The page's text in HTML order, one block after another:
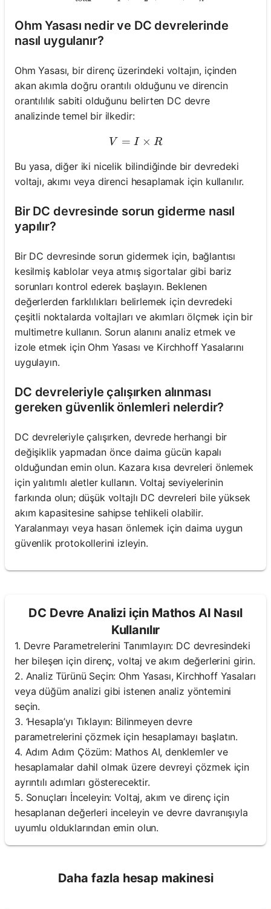
Ohm Yasası nedir ve DC devrelerinde
nasıl uygulanır?
Ohm Yasası, bir direnç üzerindeki voltajın, içinden
akan akımla doğru orantılı olduğunu ve direncin
orantılılık sabiti olduğunu belirten DC devre
analizinde temel bir ilkedir:
V = I \times R
V = I × R
Bu yasa, diğer iki nicelik bilindiğinde bir devredeki
voltajı, akımı veya direnci hesaplamak için kullanılır.
Bir DC devresinde sorun giderme nasıl
yapılır?
Bir DC devresinde sorun gidermek için, bağlantısı
kesilmiş kablolar veya atmış sigortalar gibi bariz
sorunları kontrol ederek başlayın. Beklenen
değerlerden farklılıkları belirlemek için devredeki
çeşitli noktalarda voltajları ve akımları ölçmek için bir
multimetre kullanın. Sorun alanını analiz etmek ve
izole etmek için Ohm Yasası ve Kirchhoff Yasalarını
uygulayın.
DC devreleriyle çalışırken alınması
gereken güvenlik önlemleri nelerdir?
DC devreleriyle çalışırken, devrede herhangi bir
değişiklik yapmadan önce daima gücün kapalı
olduğundan emin olun. Kazara kısa devreleri önlemek
için yalıtımlı aletler kullanın. Voltaj seviyelerinin
farkında olun; düşük voltajlı DC devreleri bile yüksek
akım kapasitesine sahipse tehlikeli olabilir.
Yaralanmayı veya hasarı önlemek için daima uygun
güvenlik protokollerini izleyin.
DC Devre Analizi için Mathos AI Nasıl
Kullanılır
1. Devre Parametrelerini Tanımlayın: DC devresindeki
her bileşen için direnç, voltaj ve akım değerlerini girin.
2. Analiz Türünü Seçin: Ohm Yasası, Kirchhoff Yasaları
veya düğüm analizi gibi istenen analiz yöntemini
seçin.
3. ‘Hesapla’yı Tıklayın: Bilinmeyen devre
parametrelerini çözmek için hesaplamayı başlatın.
4. Adım Adım Çözüm: Mathos AI, denklemler ve
hesaplamalar dahil olmak üzere devreyi çözmek için
ayrıntılı adımları gösterecektir.
5. Sonuçları İnceleyin: Voltaj, akım ve direnç için
hesaplanan değerleri inceleyin ve devre davranışıyla
uyumlu olduklarından emin olun.
Daha fazla hesap makinesi